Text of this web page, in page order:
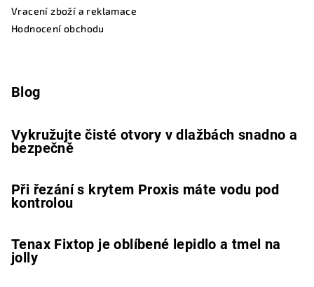
Vracení zboží a reklamace
Hodnocení obchodu
Blog
Vykružujte čisté otvory v dlažbách snadno a
bezpečně
Při řezání s krytem Proxis máte vodu pod
kontrolou
Tenax Fixtop je oblíbené lepidlo a tmel na
jolly